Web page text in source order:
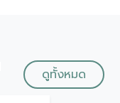
ดูทั้งหมด